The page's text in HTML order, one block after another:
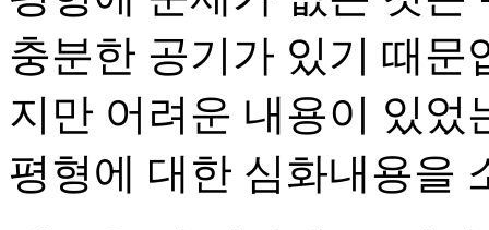
충분한 공기가 있기 때문
지만 어려운 내용이 있었
평형에 대한 심화내용을